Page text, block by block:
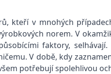
kteří v mnohých
norem. V
faktory,
V době, kdy
potřebují spolehlivou